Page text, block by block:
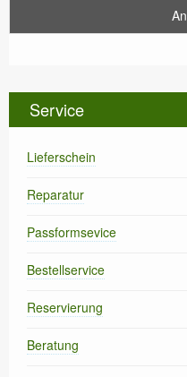
Service
Lieferschein
Reparatur
Passformsevice
Bestellservice
Reservierung
Beratung